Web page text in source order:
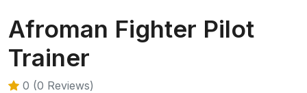
Afroman Fighter Pilot
Trainer
0 (0 Reviews)